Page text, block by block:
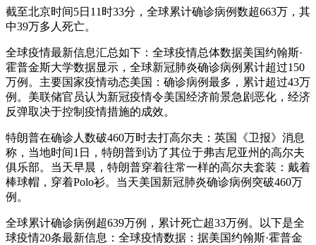
截至北京时间5日11时33分，全球累计确诊病例数超663万，其
中39万多人死亡。
全球疫情最新信息汇总如下：全球疫情总体数据美国约翰斯·
霍普金斯大学数据显示，全球新冠肺炎确诊病例累计超过150
万例。主要国家疫情动态美国：确诊病例最多，累计超过43万
例。美联储官员认为新冠疫情令美国经济前景急剧恶化，经济
反弹取决于控制疫情措施的成效。
特朗普在确诊人数破460万时去打高尔夫：英国《卫报》消息
称，当地时间1日，特朗普到访了其位于弗吉尼亚州的高尔夫
俱乐部。当天早晨，特朗普穿着往常一样的高尔夫套装：戴着
棒球帽，穿着Polo衫。当天美国新冠肺炎确诊病例突破460万
例。
全球累计确诊病例超639万例，累计死亡超33万例。以下是全
球疫情20条最新信息：全球疫情数据：据美国约翰斯·霍普金